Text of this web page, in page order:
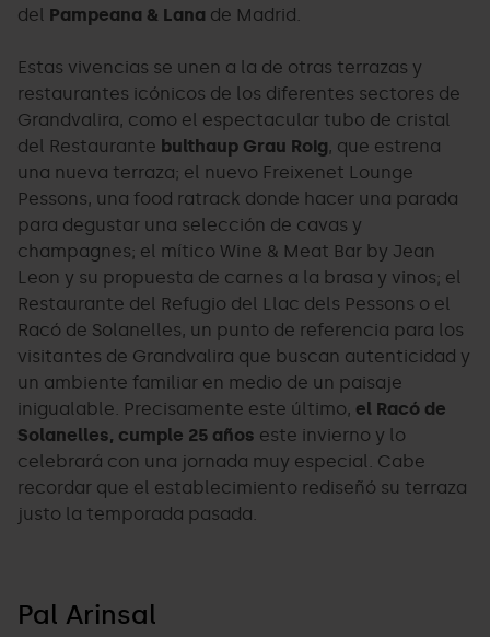
del Pampeana & Lana de Madrid.
Estas vivencias se unen a la de otras terrazas y
restaurantes icónicos de los diferentes sectores de
Grandvalira, como el espectacular tubo de cristal
del Restaurante bulthaup Grau Roig, que estrena
una nueva terraza; el nuevo Freixenet Lounge
Pessons, una food ratrack donde hacer una parada
para degustar una selección de cavas y
champagnes; el mítico Wine & Meat Bar by Jean
Leon y su propuesta de carnes a la brasa y vinos; el
Restaurante del Refugio del Llac dels Pessons o el
Racó de Solanelles, un punto de referencia para los
visitantes de Grandvalira que buscan autenticidad y
un ambiente familiar en medio de un paisaje
inigualable. Precisamente este último, el Racó de
Solanelles, cumple 25 años este invierno y lo
celebrará con una jornada muy especial. Cabe
recordar que el establecimiento rediseñó su terraza
justo la temporada pasada.
Pal Arinsal